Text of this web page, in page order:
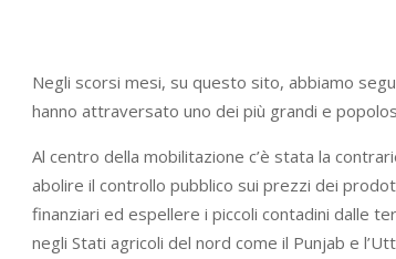
Negli scorsi mesi, su questo sito, abbiamo
hanno attraversato uno dei più grandi e
Al centro della mobilitazione c’è stata la
abolire il controllo pubblico sui prezzi dei
finanziari ed espellere i piccoli contadini dalle
negli Stati agricoli del nord come il Punjab e